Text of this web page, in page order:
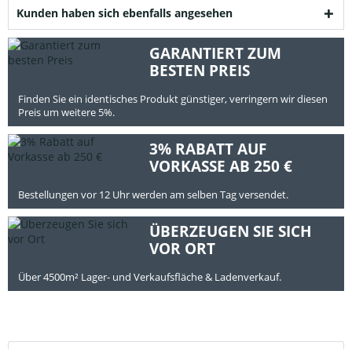
Kunden haben sich ebenfalls angesehen
GARANTIERT ZUM
BESTEN PREIS
Finden Sie ein identisches Produkt günstiger, verringern wir diesen
Preis um weitere 5%.
3% RABATT AUF
VORKASSE AB 250 €
Bestellungen vor 12 Uhr werden am selben Tag versendet.
ÜBERZEUGEN SIE SICH
VOR ORT
Über 4500m² Lager- und Verkaufsfläche & Ladenverkauf.